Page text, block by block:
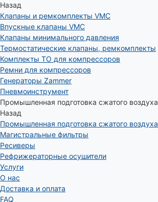
Назад
Клапаны и ремкомплекты VMC
Впускные клапаны VMC
Клапаны минимального давления
Термостатические клапаны, ремкомплекты
Комплекты ТО для компрессоров
Ремни для компрессоров
Генераторы Zammer
Пневмоинструмент
Промышленная подготовка сжатого воздуха
Назад
Промышленная подготовка сжатого воздуха
Магистральные фильтры
Ресиверы
Рефрижераторные осушители
Услуги
О нас
Доставка и оплата
FAQ